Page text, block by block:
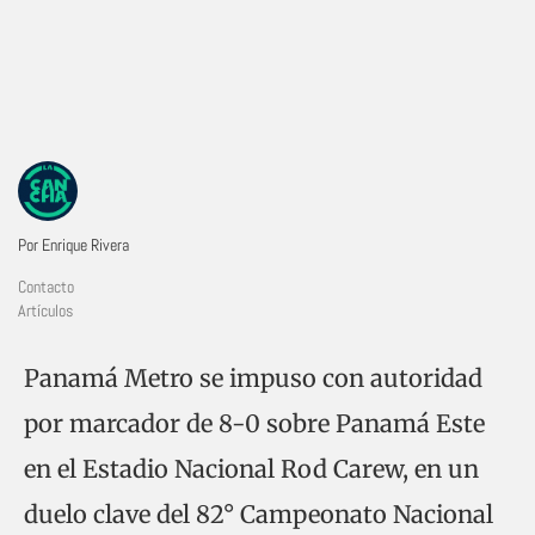
Por Enrique Rivera
Contacto
Artículos
Panamá Metro se impuso con autoridad
por marcador de 8-0 sobre Panamá Este
en el Estadio Nacional Rod Carew, en un
duelo clave del 82° Campeonato Nacional